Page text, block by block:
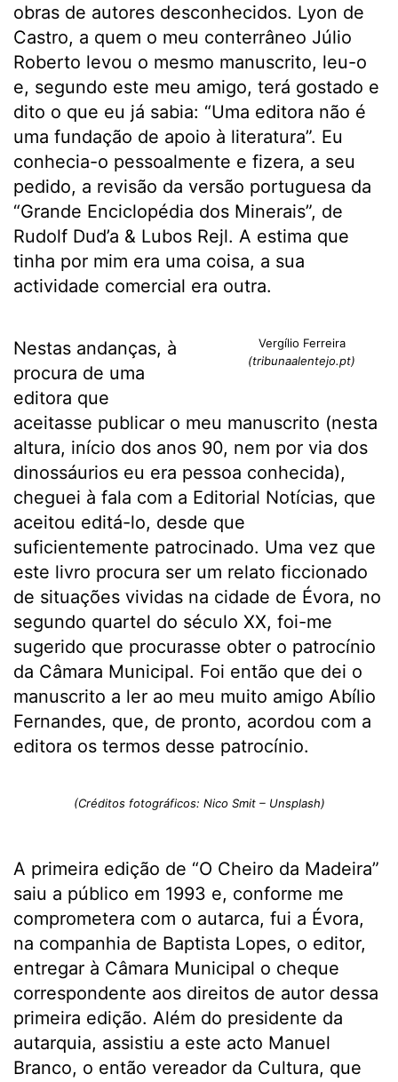
obras de autores desconhecidos. Lyon de
Castro, a quem o meu conterrâneo Júlio
Roberto levou o mesmo manuscrito, leu-o
e, segundo este meu amigo, terá gostado e
dito o que eu já sabia: “Uma editora não é
uma fundação de apoio à literatura”. Eu
conhecia-o pessoalmente e fizera, a seu
pedido, a revisão da versão portuguesa da
“Grande Enciclopédia dos Minerais”, de
Rudolf Dud’a & Lubos Rejl. A estima que
tinha por mim era uma coisa, a sua
actividade comercial era outra.
Vergílio Ferreira
(tribunaalentejo.pt)
Nestas andanças, à
procura de uma
editora que
aceitasse publicar o meu manuscrito (nesta
altura, início dos anos 90, nem por via dos
dinossáurios eu era pessoa conhecida),
cheguei à fala com a Editorial Notícias, que
aceitou editá-lo, desde que
suficientemente patrocinado. Uma vez que
este livro procura ser um relato ficcionado
de situações vividas na cidade de Évora, no
segundo quartel do século XX, foi-me
sugerido que procurasse obter o patrocínio
da Câmara Municipal. Foi então que dei o
manuscrito a ler ao meu muito amigo Abílio
Fernandes, que, de pronto, acordou com a
editora os termos desse patrocínio.
(Créditos fotográficos: Nico Smit – Unsplash)
A primeira edição de “O Cheiro da Madeira”
saiu a público em 1993 e, conforme me
comprometera com o autarca, fui a Évora,
na companhia de Baptista Lopes, o editor,
entregar à Câmara Municipal o cheque
correspondente aos direitos de autor dessa
primeira edição. Além do presidente da
autarquia, assistiu a este acto Manuel
Branco, o então vereador da Cultura, que